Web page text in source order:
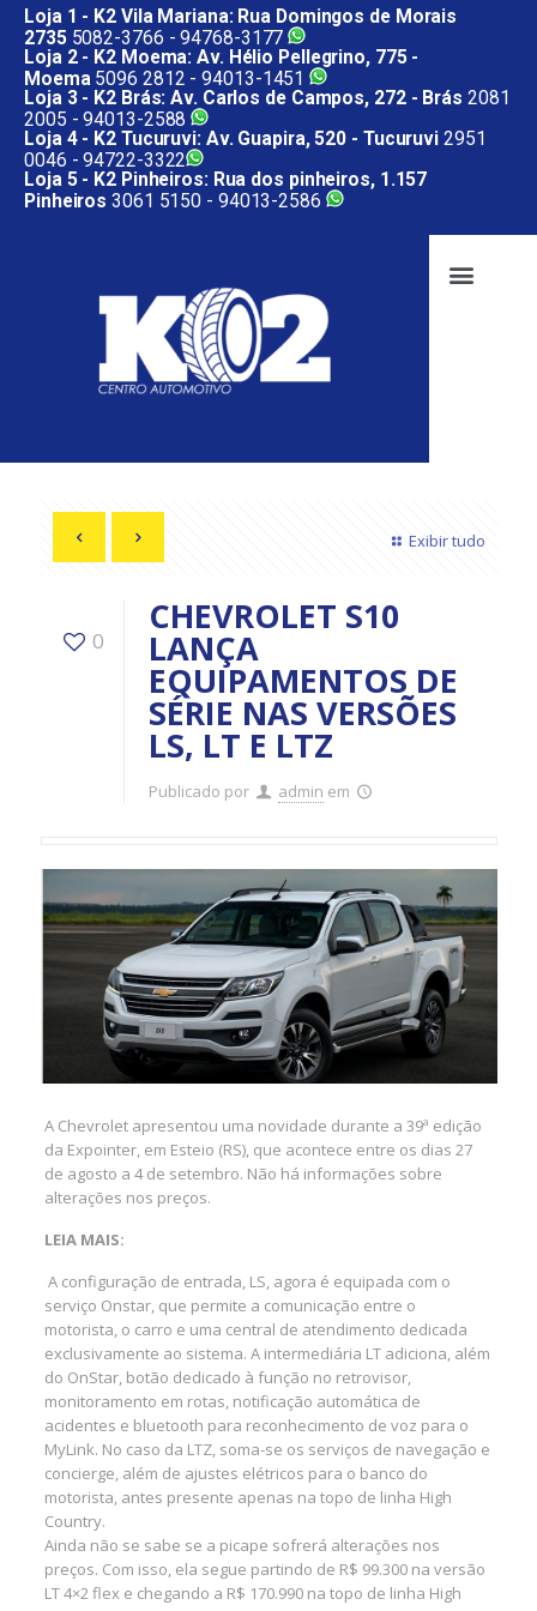
Loja 1 - K2 Vila Mariana: Rua Domingos de Morais
27355082-3766 -94768-3177
Loja 2 - K2 Moema: Av. Hélio Pellegrino, 775 -
Moema5096 2812 -94013-1451
Loja 3 - K2 Brás: Av. Carlos de Campos, 272 - Brás 2081
2005 -94013-2588
Loja 4 - K2 Tucuruvi: Av. Guapira, 520 - Tucuruvi 2951
0046 -94722-3322
Loja 5 - K2 Pinheiros: Rua dos pinheiros, 1.157
Pinheiros 3061 5150 - 94013-2586
Exibir tudo
0
CHEVROLET S10
LANÇA
EQUIPAMENTOS DE
SÉRIE NAS VERSÕES
LS, LT E LTZ
Publicado por admin em
A Chevrolet apresentou uma novidade durante a 39ª edição
da Expointer, em Esteio (RS), que acontece entre os dias 27
de agosto a 4 de setembro. Não há informações sobre
alterações nos preços.
LEIA MAIS:
A configuração de entrada, LS, agora é equipada com o
serviço Onstar, que permite a comunicação entre o
motorista, o carro e uma central de atendimento dedicada
exclusivamente ao sistema. A intermediária LT adiciona, além
do OnStar, botão dedicado à função no retrovisor,
monitoramento em rotas, notificação automática de
acidentes e bluetooth para reconhecimento de voz para o
MyLink. No caso da LTZ, soma-se os serviços de navegação e
concierge, além de ajustes elétricos para o banco do
motorista, antes presente apenas na topo de linha High
Country.
Ainda não se sabe se a picape sofrerá alterações nos
preços. Com isso, ela segue partindo de R$ 99.300 na versão
LT 4×2 flex e chegando a R$ 170.990 na topo de linha High